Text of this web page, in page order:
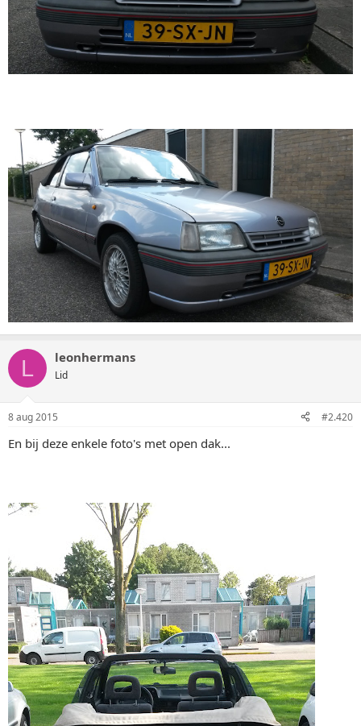
L leonhermans
Lid
8 aug 2015 #2.420
En bij deze enkele foto's met open dak...